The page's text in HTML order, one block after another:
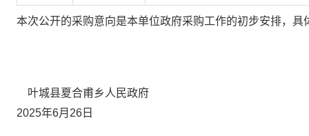
本次公开的采购意向是本单位政府采购工作的初步安排，
叶城县夏合甫乡人民政府
2025年6月26日